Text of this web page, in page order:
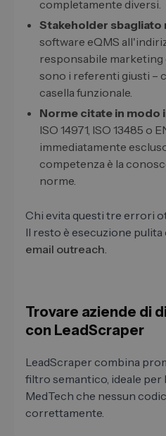
completamente diversi.
Stakeholder sbagliato
software eQMS
responsabile marketing
sono i referenti giusti –
casella funzionale.
Norme citate in modo
ISO 14971, ISO 13485 o
immediatamente
competenza è la
norme.
Chi evita questi tre errori
Il resto è esecuzione pulita
email outreach.
Trovare aziende di
con LeadScraper
LeadScraper combina
filtro semantico, ideale per
MedTech che nessun
correttamente.